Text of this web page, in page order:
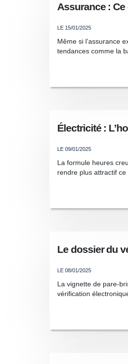
Assurance :
LE 15/01/2025
Même si l’assurance
tendances comme la
Électricité :
LE 09/01/2025
La formule heures
rendre plus attractif ce
Le dossier du
LE 08/01/2025
La vignette de pare-
vérification